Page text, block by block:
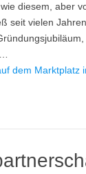
diesem, aber
seit vielen
dem Marktplatz